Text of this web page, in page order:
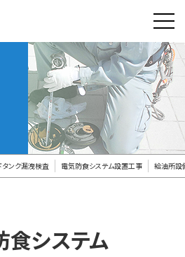
ンク漏洩検査 電気防食システム設置工事 給油所設
食システム